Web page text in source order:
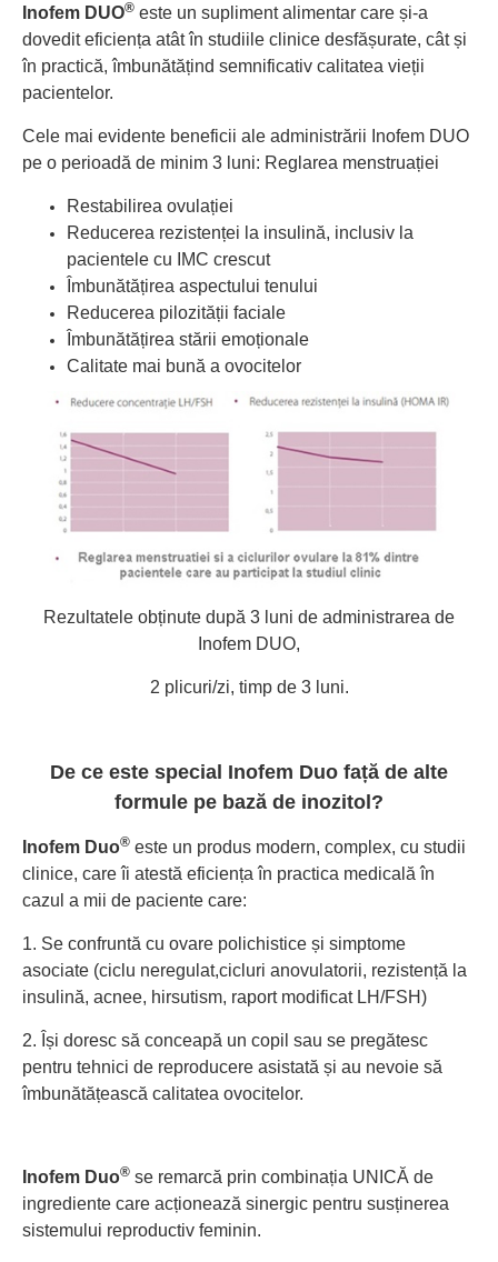
Inofem DUO® este un supliment alimentar care și-a
dovedit eficiența atât în studiile clinice desfășurate, cât și
în practică, îmbunătățind semnificativ calitatea vieții
pacientelor.
Cele mai evidente beneficii ale administrării Inofem DUO
pe o perioadă de minim 3 luni: Reglarea menstruației
Restabilirea ovulației
Reducerea rezistenței la insulină, inclusiv la
pacientele cu IMC crescut
Îmbunătățirea aspectului tenului
Reducerea pilozității faciale
Îmbunătățirea stării emoționale
Calitate mai bună a ovocitelor
Rezultatele obținute după 3 luni de administrarea de
Inofem DUO,
2 plicuri/zi, timp de 3 luni.
De ce este special Inofem Duo față de alte
formule pe bază de inozitol?
Inofem Duo® este un produs modern, complex, cu studii
clinice, care îi atestă eficiența în practica medicală în
cazul a mii de paciente care:
1. Se confruntă cu ovare polichistice și simptome
asociate (ciclu neregulat,cicluri anovulatorii, rezistență la
insulină, acnee, hirsutism, raport modificat LH/FSH)
2. Își doresc să conceapă un copil sau se pregătesc
pentru tehnici de reproducere asistată și au nevoie să
îmbunătățească calitatea ovocitelor.
Inofem Duo® se remarcă prin combinația UNICĂ de
ingrediente care acționează sinergic pentru susținerea
sistemului reproductiv feminin.